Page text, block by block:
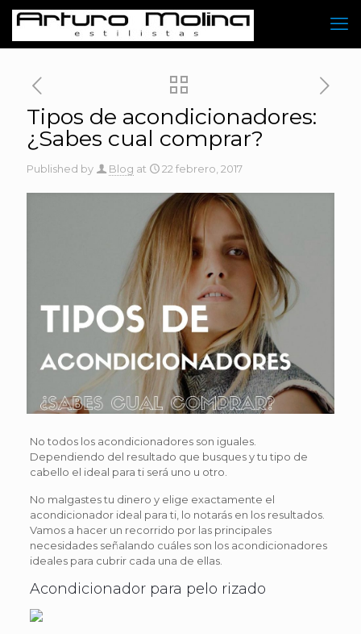
Tipos de acondicionadores:
¿Sabes cual comprar?
Published by Blog at 22 febrero, 2017
No todos los acondicionadores son iguales.
Dependiendo del resultado que busques y tu tipo de
cabello el ideal para ti será uno u otro.
No malgastes tu dinero y elige exactamente el
acondicionador ideal para ti, lo notarás en los resultados.
Vamos a hacer un recorrido por las principales
necesidades señalando cuáles son los acondicionadores
ideales para cubrir cada una de ellas.
Acondicionador para pelo rizado